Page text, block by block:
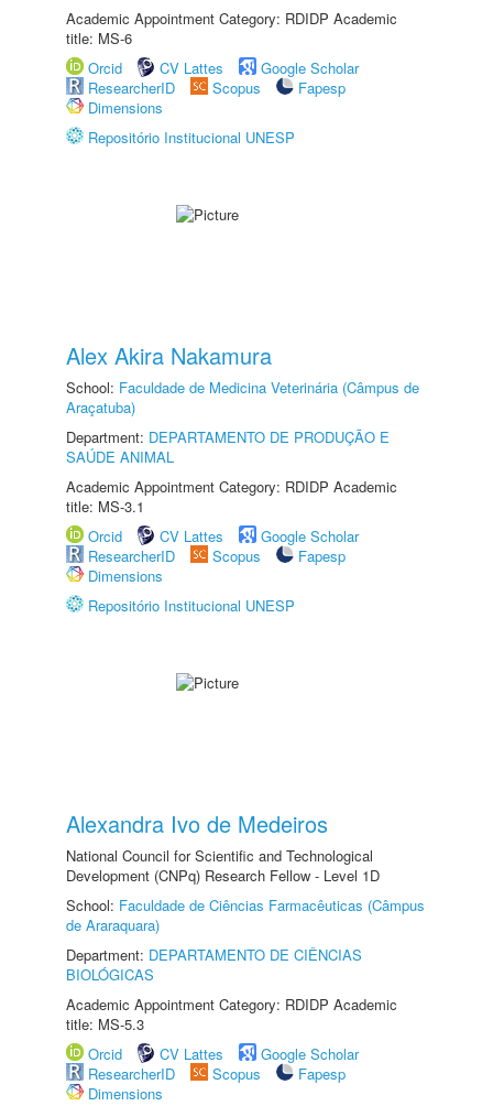
Academic Appointment Category: RDIDP Academic
title: MS-6
Orcid
CV Lattes
Google Scholar
ResearcherID
Scopus
Fapesp
Dimensions
Repositório Institucional UNESP
Alex Akira Nakamura
School: Faculdade de Medicina Veterinária (Câmpus de
Araçatuba)
Department: DEPARTAMENTO DE PRODUÇÃO E
SAÚDE ANIMAL
Academic Appointment Category: RDIDP Academic
title: MS-3.1
Orcid
CV Lattes
Google Scholar
ResearcherID
Scopus
Fapesp
Dimensions
Repositório Institucional UNESP
Alexandra Ivo de Medeiros
National Council for Scientific and Technological
Development (CNPq) Research Fellow - Level 1D
School: Faculdade de Ciências Farmacêuticas (Câmpus
de Araraquara)
Department: DEPARTAMENTO DE CIÊNCIAS
BIOLÓGICAS
Academic Appointment Category: RDIDP Academic
title: MS-5.3
Orcid
CV Lattes
Google Scholar
ResearcherID
Scopus
Fapesp
Dimensions